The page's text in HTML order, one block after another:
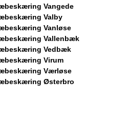
Vangede
Valby
Vanløse
Vallenbæk
Vedbæk
Virum
Værløse
Østerbro